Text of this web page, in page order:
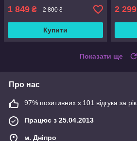
1 849 ₴ 2 800 ₴
Купити
2 299
Показати ще
Про нас
97% позитивних з 101 відгука за рік
Працює з 25.04.2013
м. Дніпро